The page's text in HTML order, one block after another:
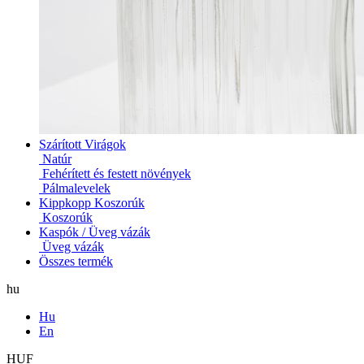
Szárított Virágok
Natúr
Fehérített és festett növények
Pálmalevelek
Kippkopp Koszorúk
Koszorúk
Kaspók / Üveg vázák
Üveg vázák
Összes termék
hu
Hu
En
HUF